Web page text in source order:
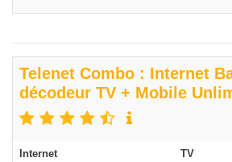
Telenet Combo : Internet
décodeur TV + Mobile
Internet
TV